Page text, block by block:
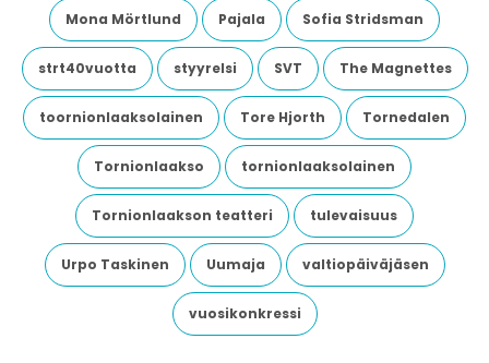
Mona Mörtlund Pajala Sofia Stridsman
strt40vuotta styyrelsi SVT The Magnettes
toornionlaaksolainen Tore Hjorth Tornedalen
Tornionlaakso tornionlaaksolainen
Tornionlaakson teatteri tulevaisuus
Urpo Taskinen Uumaja valtiopäiväjäsen
vuosikonkressi